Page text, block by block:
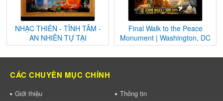
NHẠC THIỀN - TĨNH TÂM -
AN NHIÊN TỰ TẠI
Final Walk to the Peace
Monument | Washington, DC
CÁC CHUYÊN MỤC CHÍNH
Giới thiệu
Thông tin